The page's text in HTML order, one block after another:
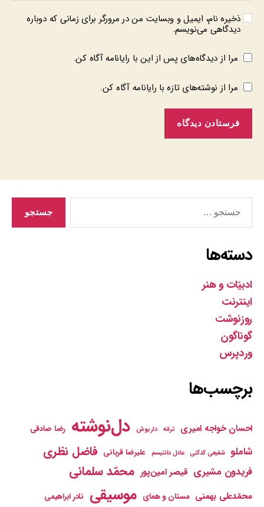
ذخیره نام، ایمیل و وبسایت من در مرورگر برای زمانی که دوباره
دیدگاهی می‌نویسم.
مرا از دیدگاه‌های پس از این با رایانامه آگاه کن.
مرا از نوشته‌های تازه با رایانامه آگاه کن.
دسته‌ها
ادبیّات و هنر
اینترنت
روزنوشت
گوناگون
وردپرس
برچسب‌ها
احسان خواجه امیری ترانه داریوش دل‌نوشته رضا صادقی
شاملو شفیعی کدکنی عادل دانتیسم علیرضا قربانی فاضل نظری
فریدون مشیری قیصر امین‌پور محمّد سلمانی
محمّدعلی بهمنی مستان و همای موسیقی نادر ابراهیمی